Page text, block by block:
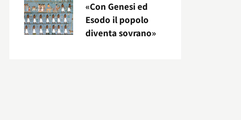
«Con Genesi ed
Esodo il popolo
diventa sovrano»